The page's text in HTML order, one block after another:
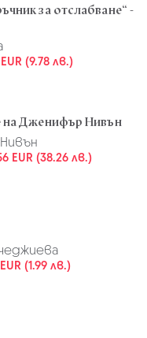
за отслабване“ -
(9.78 лв.)
на Дженифър Нивън
EUR (38.26 лв.)
(1.99 лв.)